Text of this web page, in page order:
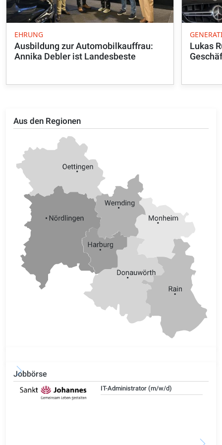
Aus den Regionen
Jobbörse
IT-Administrator (m/w/d)
EHRUNG
Ausbildung zur Automobilkauffrau:
Annika Debler ist Landesbeste
Lukas